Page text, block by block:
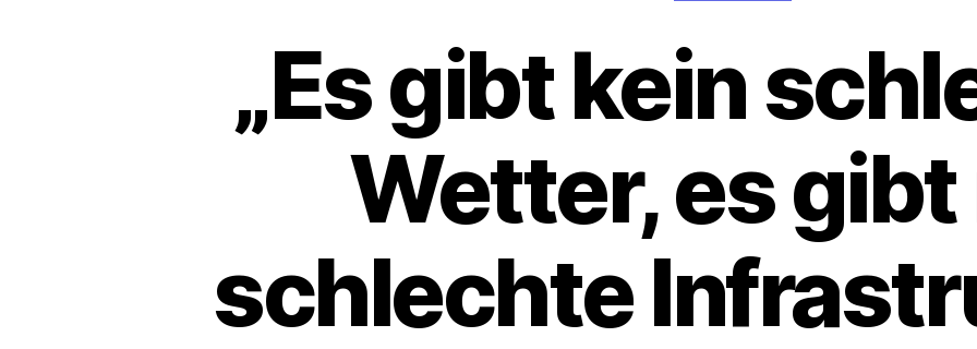
„Es gibt kein
Wetter, es
schlechte